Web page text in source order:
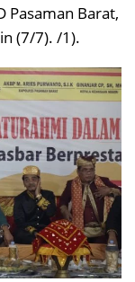
Pasaman Barat,
(7/7). /1).